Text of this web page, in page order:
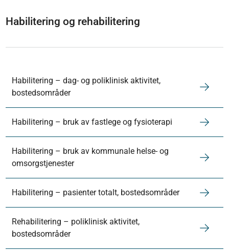
Habilitering og rehabilitering
Habilitering – dag- og poliklinisk aktivitet,
bostedsområder
Habilitering – bruk av fastlege og fysioterapi
Habilitering – bruk av kommunale helse- og
omsorgstjenester
Habilitering – pasienter totalt, bostedsområder
Rehabilitering – poliklinisk aktivitet,
bostedsområder